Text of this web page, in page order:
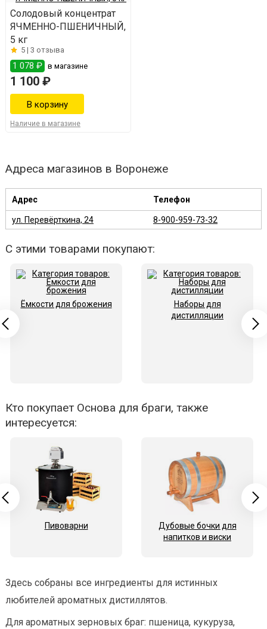
Солодовый концентрат
ЯЧМЕННО-ПШЕНИЧНЫЙ,
5 кг
5 | 3 отзыва
1 078 ₽ в магазине
1 100 ₽
Наличие в магазине
Адреса магазинов в Воронеже
Адрес Телефон
ул. Перевёрткина, 24 8-900-959-73-32
С этими товарами покупают:
Ёмкости для брожения
Наборы для
дистилляции
Кто покупает Основа для браги, также
интересуется:
Пивоварни
Дубовые бочки для
напитков и виски
Здесь собраны все ингредиенты для истинных
любителей ароматных дистиллятов.
Для ароматных зерновых браг: пшеница, кукуруза,